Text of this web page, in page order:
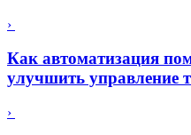
›
Как автоматизация
улучшить управление
›